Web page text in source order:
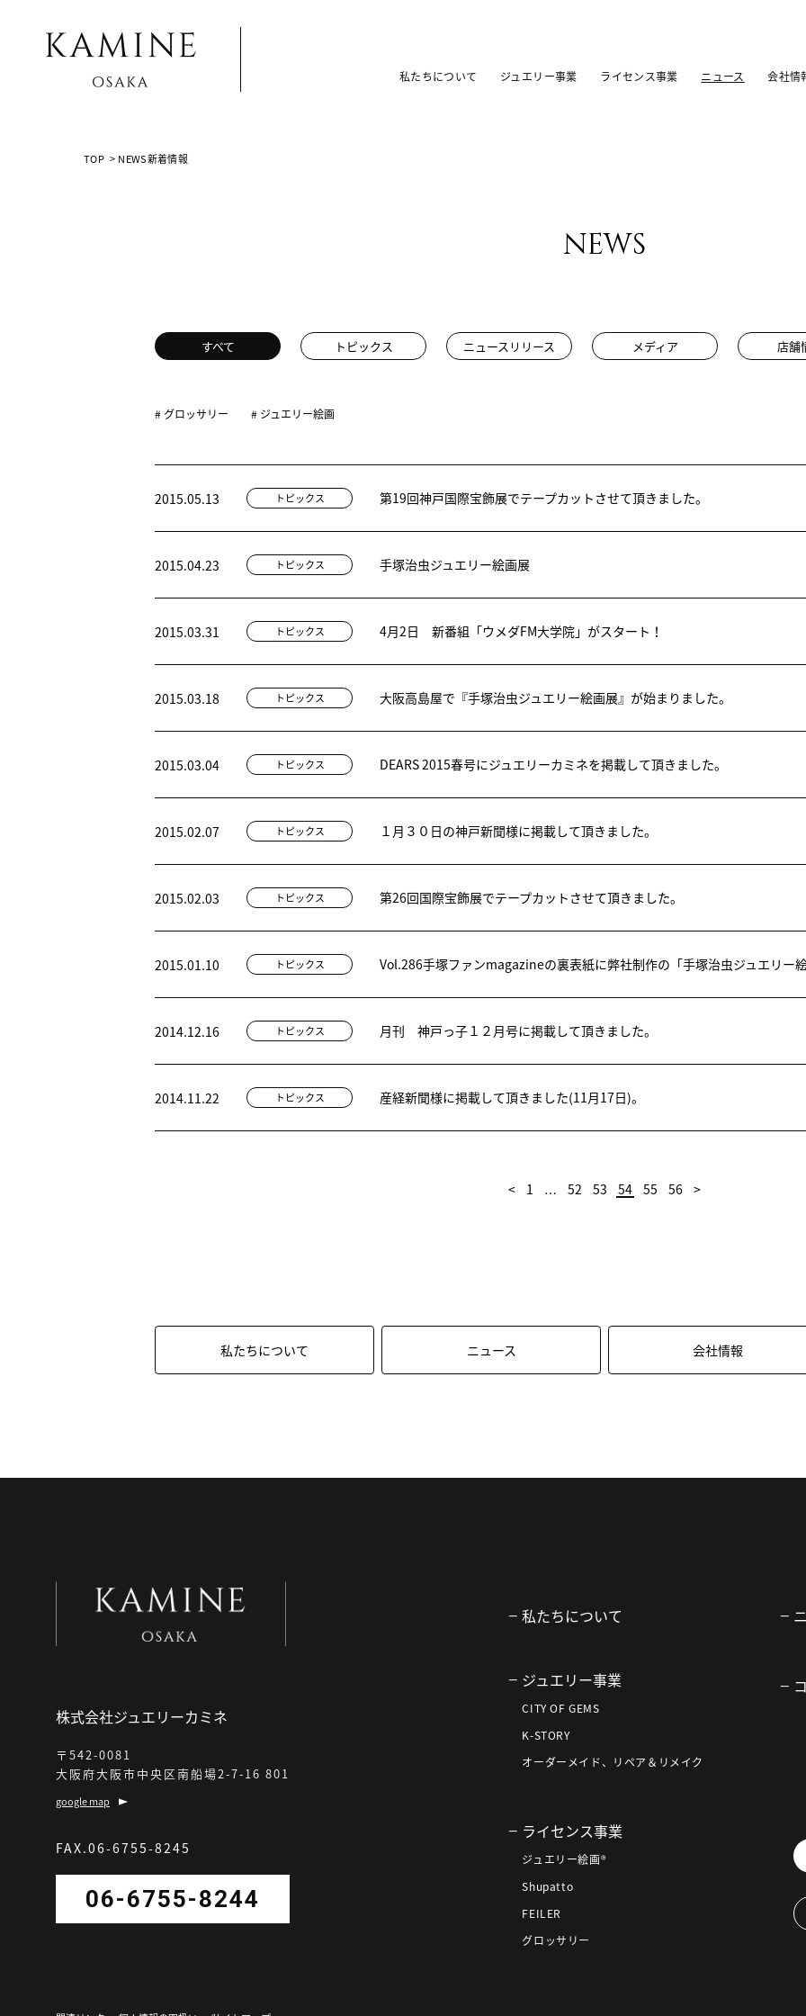
私たちについて ジュエリー事業 ライセンス事業 ニュース 会社情
TOP > NEWS新着情報
news
すべて トピックス ニュースリリース メディア 店舗
# グロッサリー # ジュエリー絵画
2015.05.13 トピックス 第19回神戸国際宝飾展でテープカットさせて頂きました。
2015.04.23 トピックス 手塚治虫ジュエリー絵画展
2015.03.31 トピックス 4月2日 新番組「ウメダFM大学院」がスタート！
2015.03.18 トピックス 大阪高島屋で『手塚治虫ジュエリー絵画展』が始まりました。
2015.03.04 トピックス DEARS 2015春号にジュエリーカミネを掲載して頂きました。
2015.02.07 トピックス １月３０日の神戸新聞様に掲載して頂きました。
2015.02.03 トピックス 第26回国際宝飾展でテープカットさせて頂きました。
2015.01.10 トピックス Vol.286手塚ファンmagazineの裏表紙に弊社制作の「手塚治虫ジュエリー
2014.12.16 トピックス 月刊 神戸っ子１２月号に掲載して頂きました。
2014.11.22 トピックス 産経新聞様に掲載して頂きました(11月17日)。
< 1 … 52 53 54 55 56 >
私たちについて ニュース 会社情報
株式会社ジュエリーカミネ
〒542-0081
大阪府大阪市中央区南船場2-7-16 801
google map
FAX.06-6755-8245
06-6755-8244
私たちについて
ジュエリー事業
CITY OF GEMS
K-STORY
オーダーメイド、リペア＆リメイク
ライセンス事業
ジュエリー絵画®
Shupatto
FEILER
グロッサリー